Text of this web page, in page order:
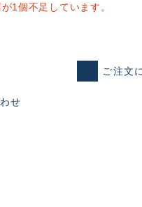
1個不足しています。
ご注文
せ